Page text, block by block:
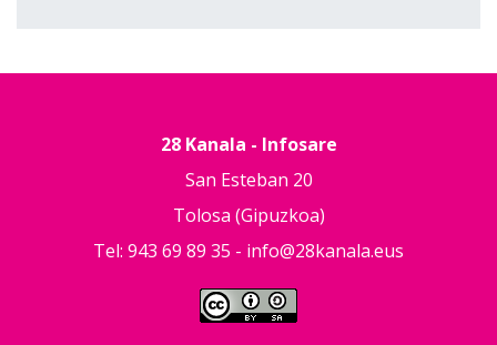
28 Kanala - Infosare
San Esteban 20
Tolosa (Gipuzkoa)
Tel: 943 69 89 35 - info@28kanala.eus